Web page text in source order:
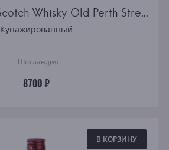
Blended Malt Scotch Whisky Old Perth Strength
Купажированный
· Шотландия
8700 ₽
В КОРЗИНУ